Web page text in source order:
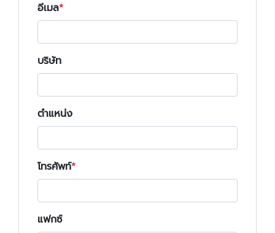
อีเมล
บริษัท
ตำแหน่ง
โทรศัพท์
แฟกซ์